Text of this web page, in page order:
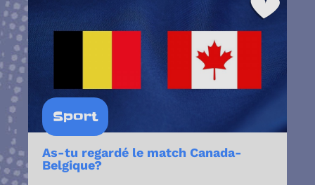
Sport
As-tu regardé le match Canada-
Belgique?